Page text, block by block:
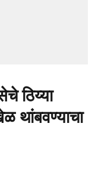
ठिय्या
थांबवण्याचा